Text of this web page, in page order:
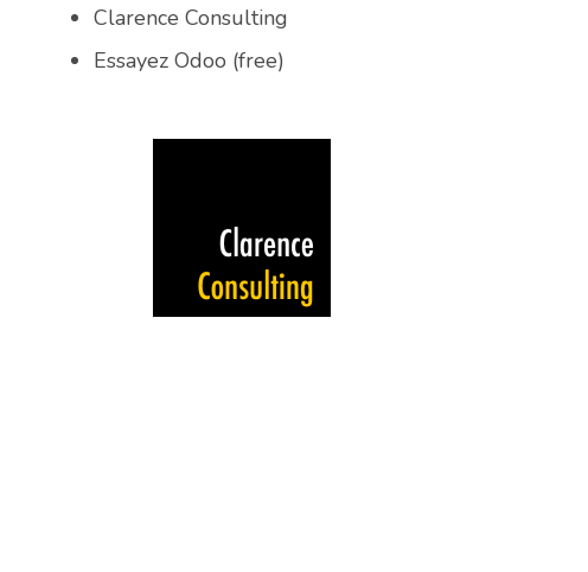
Clarence Consulting
Essayez Odoo (free)